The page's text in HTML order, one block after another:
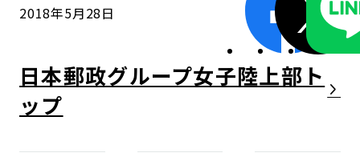
2018年5月28日
日本郵政グループ女子陸上部